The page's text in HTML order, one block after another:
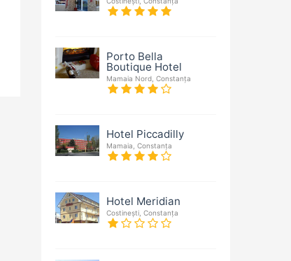
Porto Bella
Boutique Hotel
Mamaia Nord, Constanța
Hotel Piccadilly
Mamaia, Constanța
Hotel Meridian
Costinești, Constanța